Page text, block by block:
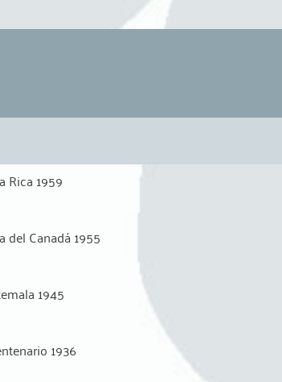
Rica 1959
del Canadá 1955
1945
1936